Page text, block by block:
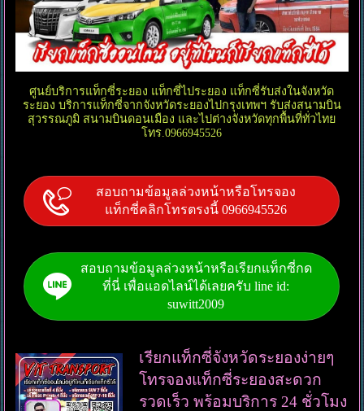
ศูนย์บริการแท็กซี่ระยอง แท็กซี่ไประยอง แท็กซี่รับส่งในจังหวัด
ระยอง บริการแท็กซี่จากจังหวัดระยองไปกรุงเทพฯ รับส่งสนามบิน
สุวรรณภูมิ สนามบินดอนเมือง และไปต่างจังหวัดทุกพื้นที่ทั่วไทย
โทร.0966945526
สอบถามข้อมูลล่วงหน้าหรือโทรจอง
แท็กซี่คลิกโทรตรงนี้ 0966945526
สอบถามข้อมูลล่วงหน้าหรือเรียกแท็กซี่กด
ที่นี่ เพื่อแอดไลน์ได้เลยครับ line id:
suwitt2009
เรียกแท็กซี่จังหวัดระยองง่ายๆ
โทรจองแท็กซี่ระยองสะดวก
รวดเร็ว พร้อมบริการ 24 ชั่วโมง